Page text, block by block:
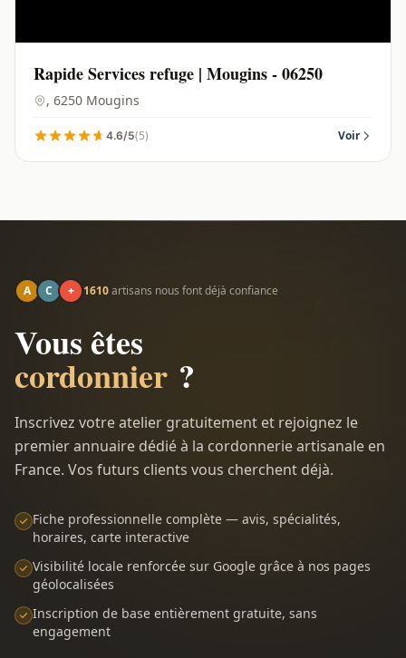
Rapide Services refuge | Mougins - 06250
, 6250 Mougins
4.6/5(5) Voir
A C + 1610artisans nous font déjà confiance
Vous êtes
cordonnier ?
Inscrivez votre atelier gratuitement et rejoignez le
premier annuaire dédié à la cordonnerie artisanale en
France. Vos futurs clients vous cherchent déjà.
Fiche professionnelle complète — avis, spécialités,
horaires, carte interactive
Visibilité locale renforcée sur Google grâce à nos pages
géolocalisées
Inscription de base entièrement gratuite, sans
engagement